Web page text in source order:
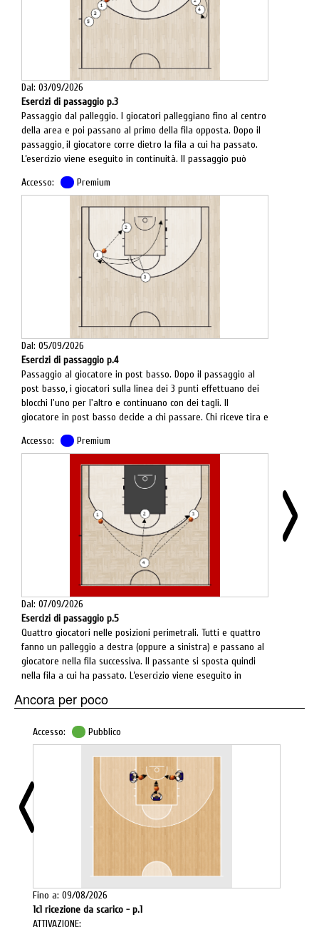
Dal: 03/09/2026
Esercizi di passaggio p.3
Passaggio dal palleggio. I giocatori palleggiano fino al centro
della area e poi passano al primo della fila opposta. Dopo il
passaggio, il giocatore corre dietro la fila a cui ha passato.
L’esercizio viene eseguito in continuità. Il passaggio può
Accesso: Premium
Dal: 05/09/2026
Esercizi di passaggio p.4
Passaggio al giocatore in post basso. Dopo il passaggio al
post basso, i giocatori sulla linea dei 3 punti effettuano dei
blocchi l'uno per l'altro e continuano con dei tagli. Il
giocatore in post basso decide a chi passare. Chi riceve tira e
Accesso: Premium
Dal: 07/09/2026
Esercizi di passaggio p.5
Quattro giocatori nelle posizioni perimetrali. Tutti e quattro
fanno un palleggio a destra (oppure a sinistra) e passano al
giocatore nella fila successiva. Il passante si sposta quindi
nella fila a cui ha passato. L’esercizio viene eseguito in
Ancora per poco
Accesso: Pubblico
Fino a: 09/08/2026
1c1 ricezione da scarico - p.1
ATTIVAZIONE: